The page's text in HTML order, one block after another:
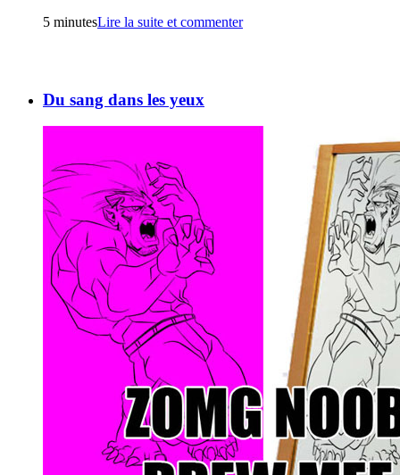
5 minutesLire la suite et commenter
Du sang dans les yeux